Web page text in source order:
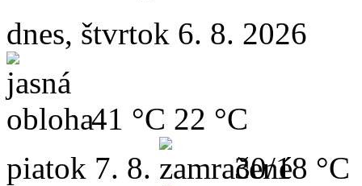
dnes, štvrtok 6. 8. 2026
41 °C 22 °C
piatok 7. 8. 30/18 °C